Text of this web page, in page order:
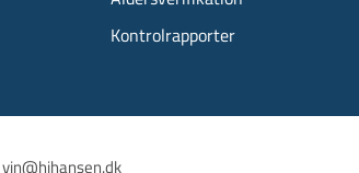
Kontrolrapporter
vin@hjhansen.dk